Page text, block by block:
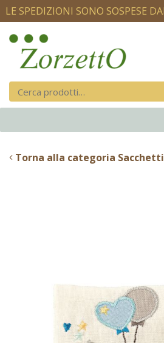
LE SPEDIZIONI SONO SOSPESE
Torna alla categoria